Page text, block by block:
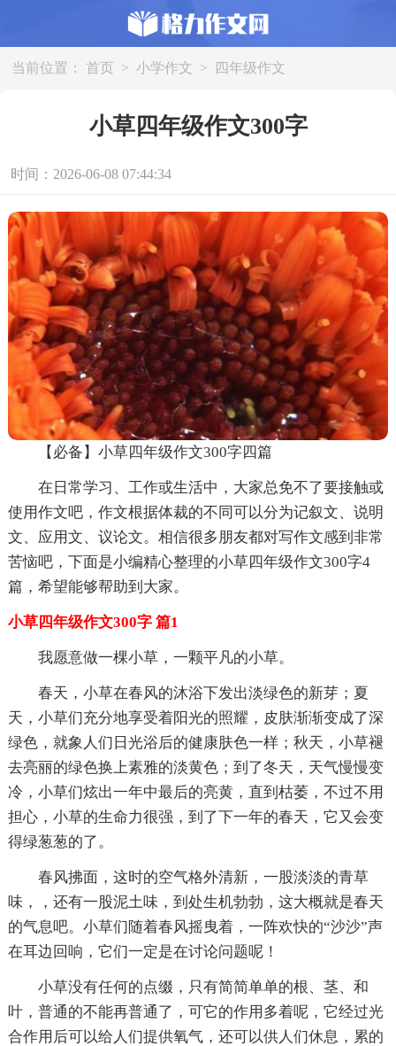
当前位置： 首页 > 小学作文 > 四年级作文
小草四年级作文300字
时间：2026-06-08 07:44:34
【必备】小草四年级作文300字四篇
在日常学习、工作或生活中，大家总免不了要接触或
使用作文吧，作文根据体裁的不同可以分为记叙文、说明
文、应用文、议论文。相信很多朋友都对写作文感到非常
苦恼吧，下面是小编精心整理的小草四年级作文300字4
篇，希望能够帮助到大家。
小草四年级作文300字 篇1
我愿意做一棵小草，一颗平凡的小草。
春天，小草在春风的沐浴下发出淡绿色的新芽；夏
天，小草们充分地享受着阳光的照耀，皮肤渐渐变成了深
绿色，就象人们日光浴后的健康肤色一样；秋天，小草褪
去亮丽的绿色换上素雅的淡黄色；到了冬天，天气慢慢变
冷，小草们炫出一年中最后的亮黄，直到枯萎，不过不用
担心，小草的生命力很强，到了下一年的春天，它又会变
得绿葱葱的了。
春风拂面，这时的空气格外清新，一股淡淡的青草
味，，还有一股泥土味，到处生机勃勃，这大概就是春天
的气息吧。小草们随着春风摇曳着，一阵欢快的“沙沙”声
在耳边回响，它们一定是在讨论问题呢！
小草没有任何的点缀，只有简简单单的根、茎、和
叶，普通的不能再普通了，可它的作用多着呢，它经过光
合作用后可以给人们提供氧气，还可以供人们休息，累的